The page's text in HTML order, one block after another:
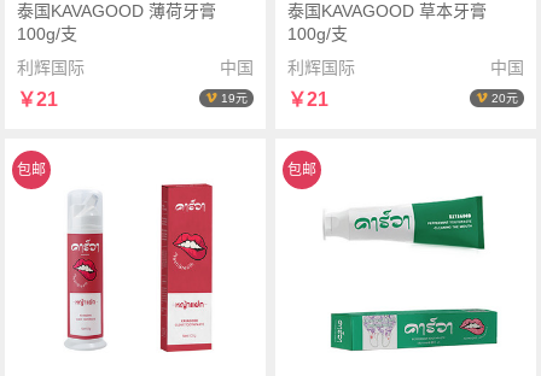
泰国KAVAGOOD 薄荷牙膏
100g/支
利辉国际
中国
￥21 19元
泰国KAVAGOOD 草本牙膏
100g/支
利辉国际
中国
￥21 20元
包邮 包邮